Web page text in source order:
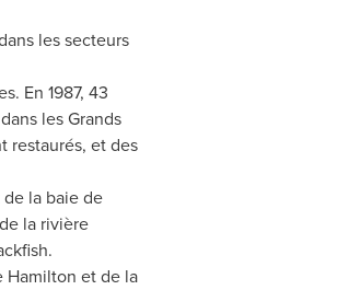
les secteurs
En 1987, 43
les Grands
restaurés, et des
la baie de
la rivière
Hamilton et de la